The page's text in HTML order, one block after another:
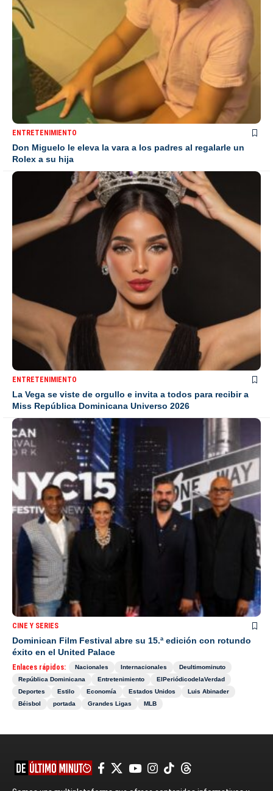
ENTRETENIMIENTO
Don Miguelo le eleva la vara a los padres al regalarle un
Rolex a su hija
ENTRETENIMIENTO
La Vega se viste de orgullo e invita a todos para recibir a
Miss República Dominicana Universo 2026
CINE Y SERIES
Dominican Film Festival abre su 15.ª edición con rotundo
éxito en el United Palace
Enlaces rápidos: Nacionales Internacionales
Deultimominuto
República Dominicana
Entretenimiento
ElPeriódicodelaVerdad
Deportes
Estilo Economía Estados Unidos
Luis Abinader
Béisbol
portada Grandes Ligas MLB